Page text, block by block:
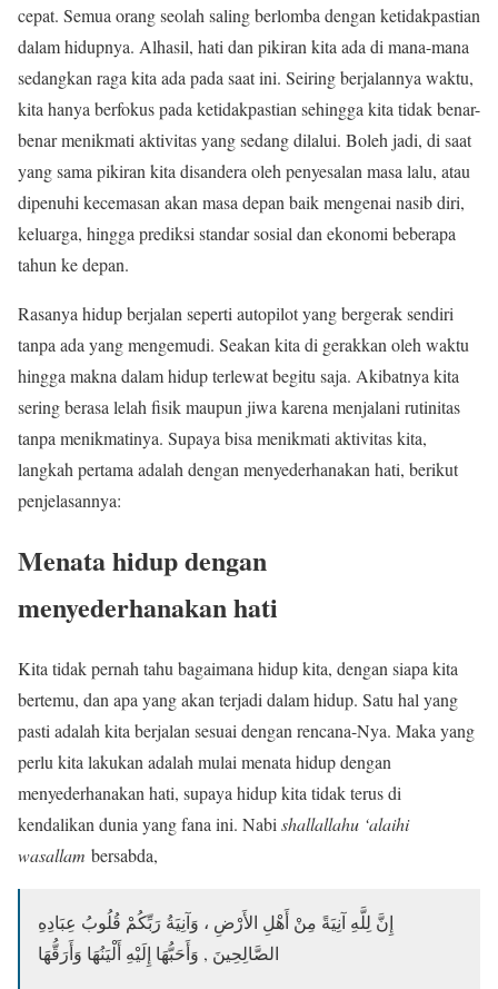
cepat. Semua orang seolah saling berlomba dengan ketidakpastian
dalam hidupnya. Alhasil, hati dan pikiran kita ada di mana-mana
sedangkan raga kita ada pada saat ini. Seiring berjalannya waktu,
kita hanya berfokus pada ketidakpastian sehingga kita tidak benar-
benar menikmati aktivitas yang sedang dilalui. Boleh jadi, di saat
yang sama pikiran kita disandera oleh penyesalan masa lalu, atau
dipenuhi kecemasan akan masa depan baik mengenai nasib diri,
keluarga, hingga prediksi standar sosial dan ekonomi beberapa
tahun ke depan.
Rasanya hidup berjalan seperti autopilot yang bergerak sendiri
tanpa ada yang mengemudi. Seakan kita di gerakkan oleh waktu
hingga makna dalam hidup terlewat begitu saja. Akibatnya kita
sering berasa lelah fisik maupun jiwa karena menjalani rutinitas
tanpa menikmatinya. Supaya bisa menikmati aktivitas kita,
langkah pertama adalah dengan menyederhanakan hati, berikut
penjelasannya:
Menata hidup dengan
menyederhanakan hati
Kita tidak pernah tahu bagaimana hidup kita, dengan siapa kita
bertemu, dan apa yang akan terjadi dalam hidup. Satu hal yang
pasti adalah kita berjalan sesuai dengan rencana-Nya. Maka yang
perlu kita lakukan adalah mulai menata hidup dengan
menyederhanakan hati, supaya hidup kita tidak terus di
kendalikan dunia yang fana ini. Nabishallallahu ‘alaihi
wasallam bersabda,
إِنَّ لِلَّهِ آنِيَةً مِنْ أَهْلِ الأَرْضِ ، وَآنِيَةُ رَبِّكُمْ قُلُوبُ عِبَادِهِ
الصَّالِحِينَ , وَأَحَبُّهَا إِلَيْهِ أَلْيَنُهَا وَأَرَقُّهَا